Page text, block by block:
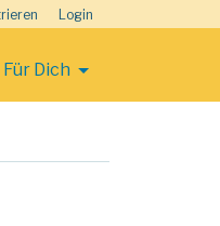
Login
Für Dich